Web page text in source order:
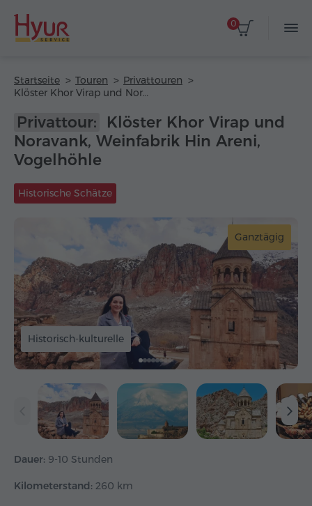
0
Startseite Touren
Privattouren
Klöster Khor Virap und Noravank, Weinfabrik Hin Areni, Vogelhöhle
Privattour:
Klöster Khor Virap und
Noravank, Weinfabrik Hin Areni,
Vogelhöhle
Historische Schätze
Ganztägig
Historisch-kulturelle
Dauer: 9-10 Stunden
Kilometerstand: 260 km